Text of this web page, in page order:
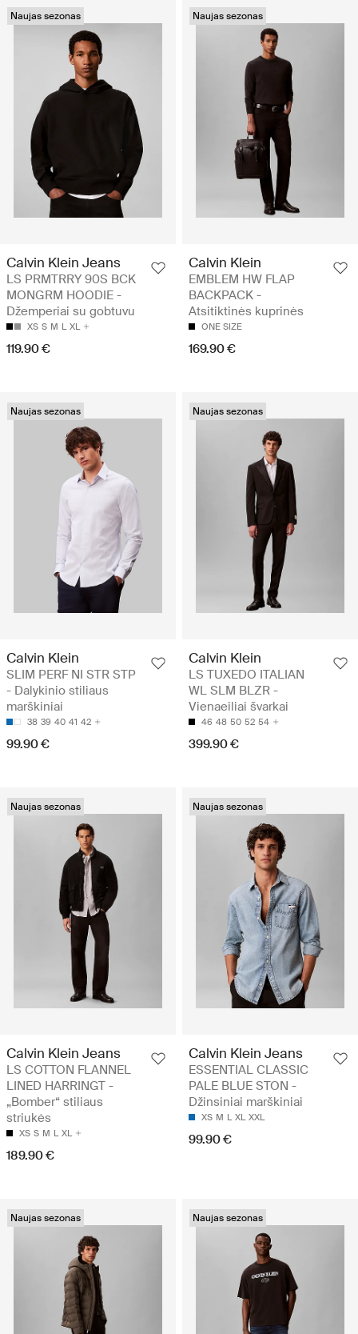
Naujas sezonas
Calvin Klein Jeans
LS PRMTRRY 90S BCK
MONGRM HOODIE -
Džemperiai su gobtuvu
XS S M L XL
119.90 €
Naujas sezonas
Calvin Klein
EMBLEM HW FLAP
BACKPACK -
Atsitiktinės kuprinės
ONE SIZE
169.90 €
Naujas sezonas
Calvin Klein
SLIM PERF NI STR STP
- Dalykinio stiliaus
marškiniai
38 39 40 41 42
99.90 €
Naujas sezonas
Calvin Klein
LS TUXEDO ITALIAN
WL SLM BLZR -
Vienaeiliai švarkai
46 48 50 52 54
399.90 €
Naujas sezonas
Calvin Klein Jeans
LS COTTON FLANNEL
LINED HARRINGT -
„Bomber“ stiliaus
striukės
XS S M L XL
189.90 €
Naujas sezonas
Calvin Klein Jeans
ESSENTIAL CLASSIC
PALE BLUE STON -
Džinsiniai marškiniai
XS M L XL XXL
99.90 €
Naujas sezonas Naujas sezonas